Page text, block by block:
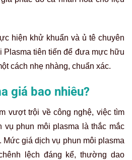
hiện khử khuẩn và ủ tê chuyên
Plasma tiên tiến để đưa mực hữu
cách nhẹ nhàng, chuẩn xác.
giá bao nhiêu?
vượt trội về công nghệ, việc tìm
vụ phun môi plasma là thắc mắc
Mức giá dịch vụ phun môi plasma
lệch đáng kể, thường dao